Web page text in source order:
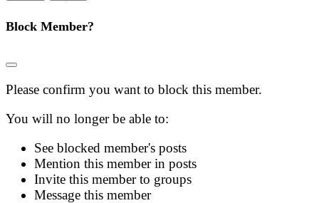
Block Member?
Please confirm you want to block this member.
You will no longer be able to:
See blocked member's posts
Mention this member in posts
Invite this member to groups
Message this member